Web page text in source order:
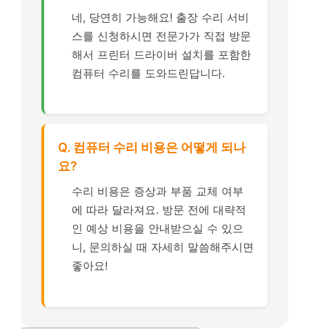
네, 당연히 가능해요! 출장 수리 서비
스를 신청하시면 전문가가 직접 방문
해서 프린터 드라이버 설치를 포함한
컴퓨터 수리를 도와드린답니다.
Q. 컴퓨터 수리 비용은 어떻게 되나
요?
수리 비용은 증상과 부품 교체 여부
에 따라 달라져요. 방문 전에 대략적
인 예상 비용을 안내받으실 수 있으
니, 문의하실 때 자세히 말씀해주시면
좋아요!